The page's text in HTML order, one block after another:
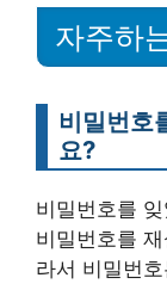
자주하
비밀번호
요?
비밀번호를
비밀번호를
라서 비밀번